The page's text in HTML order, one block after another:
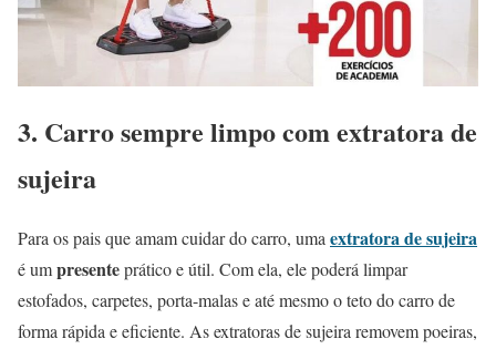
3. Carro sempre limpo com extratora de
sujeira
Para os pais que amam cuidar do carro, umaextratora de sujeira
é umpresenteprático e útil. Com ela, ele poderá limpar
estofados, carpetes, porta-malas e até mesmo o teto do carro de
forma rápida e eficiente. As extratoras de sujeira removem poeiras,